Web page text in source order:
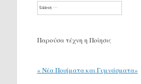
Search
Παρούσα τέχνη η Ποίησις
« Νέα Ποιήματα και Γυμνάσματα»